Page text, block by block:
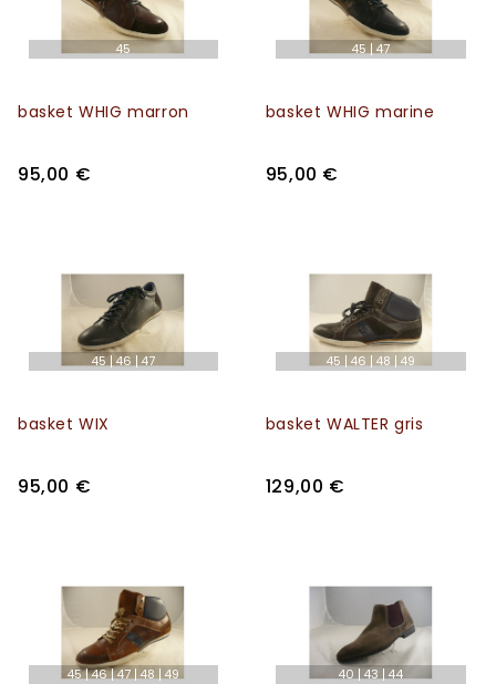
45
basket WHIG marron
95,00 €
45 47
basket WHIG marine
95,00 €
45 46 47
basket WIX
95,00 €
45 46 48 49
basket WALTER gris
129,00 €
45 46 47 48 49 40 43 44